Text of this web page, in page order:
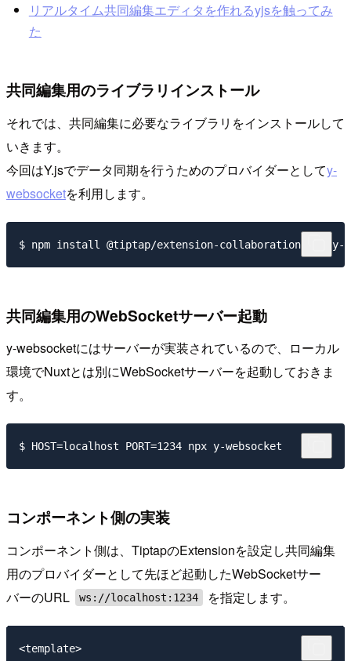
リアルタイム共同編集エディタを作れるyjsを触ってみ
た
共同編集用のライブラリインストール
それでは、共同編集に必要なライブラリをインストールして
いきます。
今回はY.jsでデータ同期を行うためのプロバイダーとしてy-
websocketを利用します。
共同編集用のWebSocketサーバー起動
y-websocketにはサーバーが実装されているので、ローカル
環境でNuxtとは別にWebSocketサーバーを起動しておきま
す。
コンポーネント側の実装
コンポーネント側は、TiptapのExtensionを設定し共同編集
用のプロバイダーとして先ほど起動したWebSocketサー
バーのURL
ws://localhost:1234 を指定します。
<template>